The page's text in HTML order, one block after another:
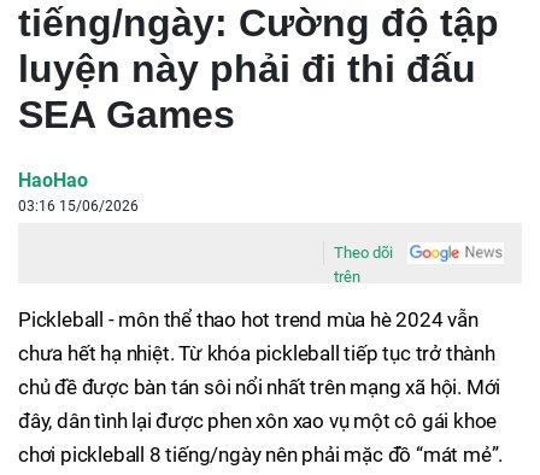
tiếng/ngày: Cường độ tập
luyện này phải đi thi đấu
SEA Games
HaoHao
03:16 15/06/2026
Theo dõi
trên
Pickleball - môn thể thao hot trend mùa hè 2024 vẫn
chưa hết hạ nhiệt. Từ khóa pickleball tiếp tục trở thành
chủ đề được bàn tán sôi nổi nhất trên mạng xã hội. Mới
đây, dân tình lại được phen xôn xao vụ một cô gái khoe
chơi pickleball 8 tiếng/ngày nên phải mặc đồ “mát mẻ”.